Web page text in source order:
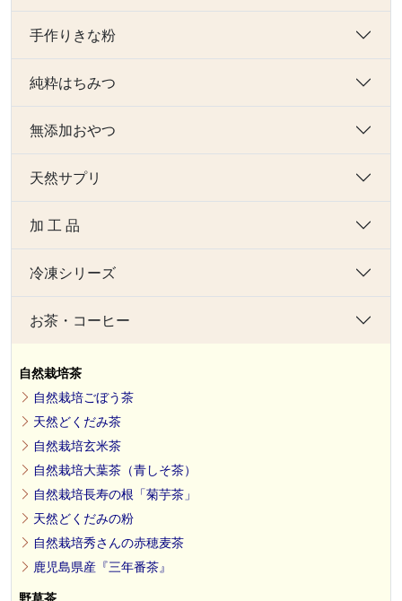
手作りきな粉
純粋はちみつ
無添加おやつ
天然サプリ
加 工 品
冷凍シリーズ
お茶・コーヒー
自然栽培茶
自然栽培ごぼう茶
天然どくだみ茶
自然栽培玄米茶
自然栽培大葉茶（青しそ茶）
自然栽培長寿の根「菊芋茶」
天然どくだみの粉
自然栽培秀さんの赤穂麦茶
鹿児島県産『三年番茶』